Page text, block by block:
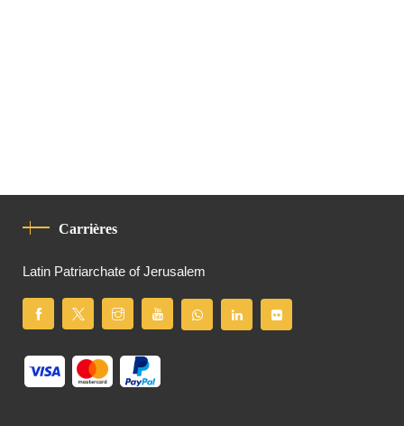
Carrières
Latin Patriarchate of Jerusalem